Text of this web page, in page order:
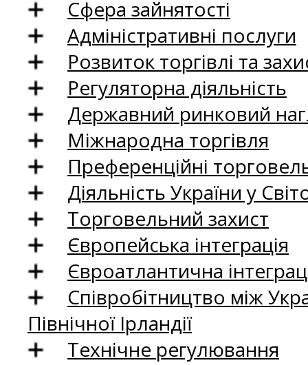
Сфера зайнятості
Адміністративні послуги
Розвиток торгівлі та
Регуляторна діяльність
Державний ринковий
Міжнародна торгівля
Преференційні
Діяльність України у
Торговельний захист
Європейська інтеграція
Євроатлантична
Співробітництво між
Північної Ірландії
Технічне регулювання